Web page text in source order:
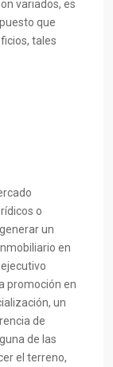
variados, es
que
tales
o
un
en
promoción en
un
de
de las
el terreno,